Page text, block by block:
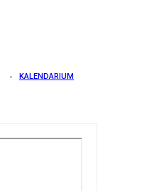
KALENDARIUM